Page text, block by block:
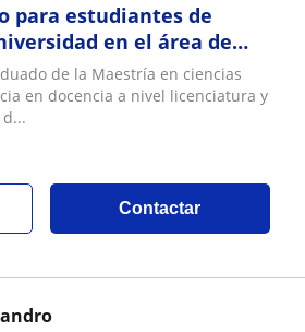
para estudiantes de
en el área de
matemáticas
de la Maestría en ciencias
en docencia a nivel licenciatura y
Contactar